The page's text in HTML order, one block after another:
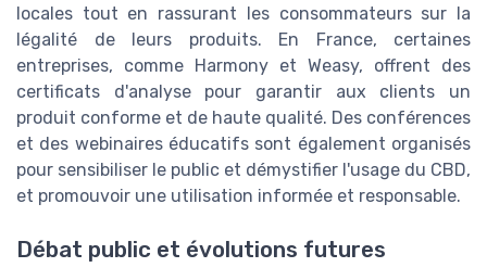
locales tout en rassurant les consommateurs sur la
légalité de leurs produits. En France, certaines
entreprises, comme Harmony et Weasy, offrent des
certificats d'analyse pour garantir aux clients un
produit conforme et de haute qualité. Des conférences
et des webinaires éducatifs sont également organisés
pour sensibiliser le public et démystifier l'usage du CBD,
et promouvoir une utilisation informée et responsable.
Débat public et évolutions futures